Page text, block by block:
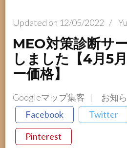
Updated on 12/05/2022 /
MEO対策診断サ
しました【4月5
ー価格】
Googleマップ集客
お知
Facebook
Twitter
Pinterest